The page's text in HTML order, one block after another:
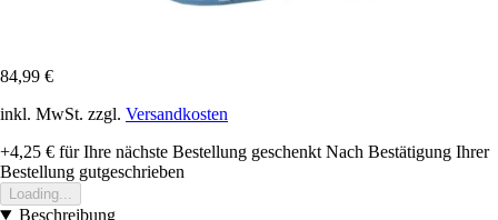
84,99 €
inkl. MwSt. zzgl. Versandkosten
+4,25 € für Ihre nächste Bestellung geschenkt Nach Bestätigung Ihrer
Bestellung gutgeschrieben
Loading...
Beschreibung